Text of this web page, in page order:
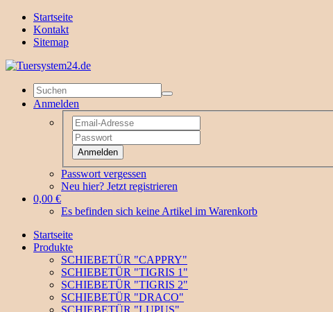
Startseite
Kontakt
Sitemap
Anmelden
Anmelden
Passwort vergessen
Neu hier? Jetzt registrieren
0,00 €
Es befinden sich keine Artikel im Warenkorb
Startseite
Produkte
SCHIEBETÜR "CAPPRY"
SCHIEBETÜR "TIGRIS 1"
SCHIEBETÜR "TIGRIS 2"
SCHIEBETÜR "DRACO"
SCHIEBETÜR "LUPUS"